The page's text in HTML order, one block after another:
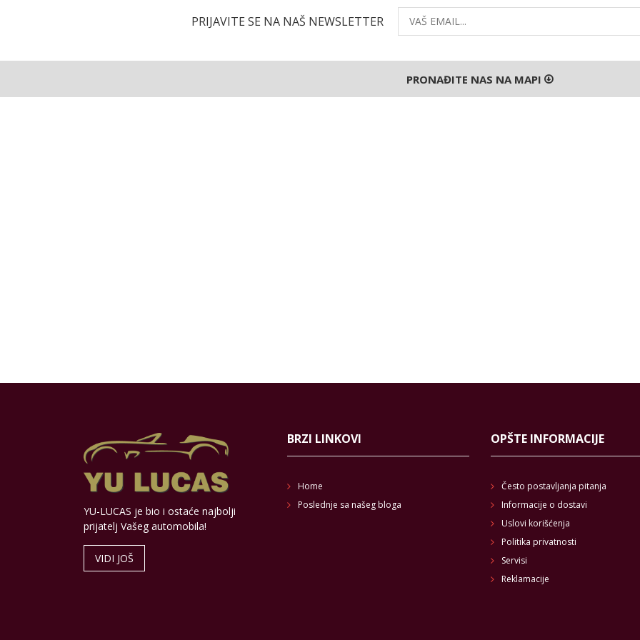
PRIJAVITE SE NA NAŠ NEWSLETTER
PRONAĐITE NAS NA MAPI
YU-LUCAS je bio i ostaće najbolji
prijatelj Vašeg automobila!
VIDI JOŠ
BRZI LINKOVI
Home
Poslednje sa našeg bloga
OPŠTE INFORMACIJE
Često postavljanja pitanja
Informacije o dostavi
Uslovi korišćenja
Politika privatnosti
Servisi
Reklamacije